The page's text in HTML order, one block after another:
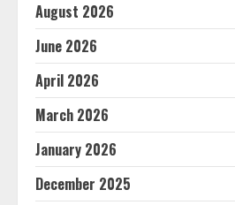
August 2026
June 2026
April 2026
March 2026
January 2026
December 2025